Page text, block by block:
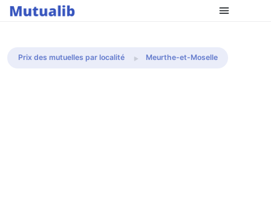
Comparer les mutuelles
Prix des mutuelles par localité Meurthe-et-Moselle